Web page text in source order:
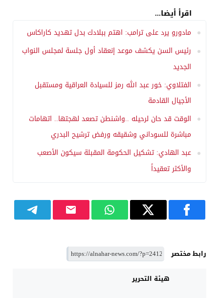
اقرأ أيضا...
مادورو يرد على ترامب: اهتم ببلادك بدل تهديد كاراكاس
رئيس السن يكشف موعد إنعقاد أول جلسة لمجلس النواب
الجديد
الفتلاوي: خور عبد الله رمز للسيادة العراقية ومستقبل
الأجيال القادمة
الوقت قد حان لرحيله ..واشنطن تصعد لهجتها.. اتهامات
مباشرة للسوداني وشقيقه ورفض ترشيح البدري
عبد الهادي: تشكيل الحكومة المقبلة سيكون الأصعب
والأكثر تعقيداً
رابط مختصر
هيئة التحرير